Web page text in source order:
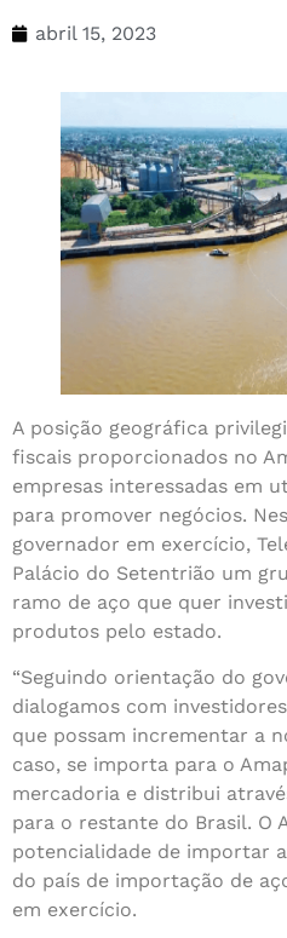
abril 15, 2023
A posição geográfica
fiscais proporcionados no
empresas interessadas em
para promover negócios.
governador em exercício,
Palácio do Setentrião um
ramo de aço que quer
produtos pelo estado.
“Seguindo orientação do
dialogamos com
que possam incrementar a
caso, se importa para o
mercadoria e distribui
para o restante do Brasil. O
potencialidade de importar
do país de importação de
em exercício.